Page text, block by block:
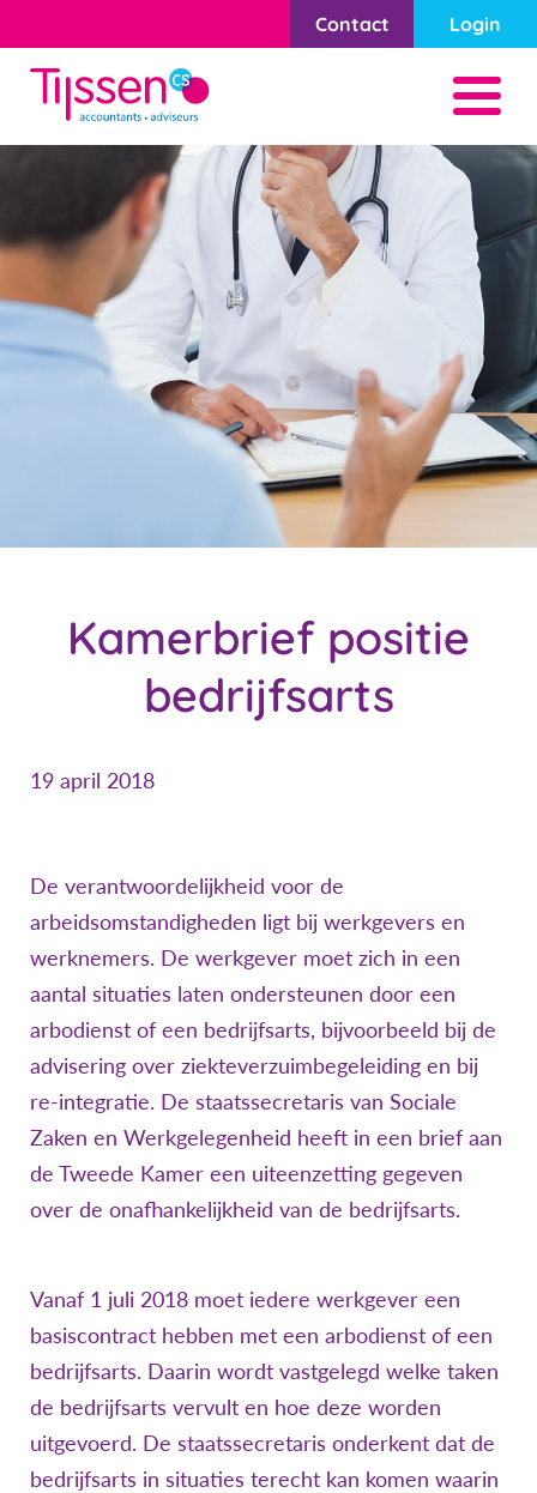
Contact Login
Kamerbrief positie
bedrijfsarts
19 april 2018
De verantwoordelijkheid voor de
arbeidsomstandigheden ligt bij werkgevers en
werknemers. De werkgever moet zich in een
aantal situaties laten ondersteunen door een
arbodienst of een bedrijfsarts, bijvoorbeeld bij de
advisering over ziekteverzuimbegeleiding en bij
re-integratie. De staatssecretaris van Sociale
Zaken en Werkgelegenheid heeft in een brief aan
de Tweede Kamer een uiteenzetting gegeven
over de onafhankelijkheid van de bedrijfsarts.
Vanaf 1 juli 2018 moet iedere werkgever een
basiscontract hebben met een arbodienst of een
bedrijfsarts. Daarin wordt vastgelegd welke taken
de bedrijfsarts vervult en hoe deze worden
uitgevoerd. De staatssecretaris onderkent dat de
bedrijfsarts in situaties terecht kan komen waarin